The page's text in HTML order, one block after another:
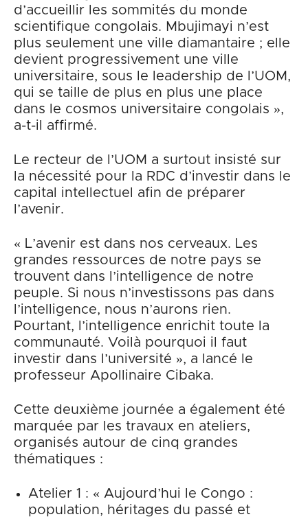
d’accueillir les sommités du monde
scientifique congolais. Mbujimayi n’est
plus seulement une ville diamantaire ; elle
devient progressivement une ville
universitaire, sous le leadership de l’UOM,
qui se taille de plus en plus une place
dans le cosmos universitaire congolais »,
a-t-il affirmé.
Le recteur de l’UOM a surtout insisté sur
la nécessité pour la RDC d’investir dans le
capital intellectuel afin de préparer
l’avenir.
« L’avenir est dans nos cerveaux. Les
grandes ressources de notre pays se
trouvent dans l’intelligence de notre
peuple. Si nous n’investissons pas dans
l’intelligence, nous n’aurons rien.
Pourtant, l’intelligence enrichit toute la
communauté. Voilà pourquoi il faut
investir dans l’université », a lancé le
professeur Apollinaire Cibaka.
Cette deuxième journée a également été
marquée par les travaux en ateliers,
organisés autour de cinq grandes
thématiques :
Atelier 1 : « Aujourd’hui le Congo :
population, héritages du passé et